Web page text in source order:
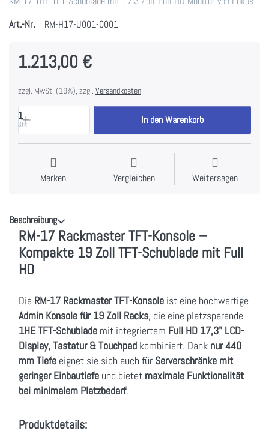
Art.-Nr.
RM-H17-U001-0001
1.213,00 €
zzgl. MwSt. (19%), zzgl. Versandkosten
1
Stk In den Warenkorb
Merken Vergleichen Weitersagen
Beschreibung
RM-17 Rackmaster TFT-Konsole –
Kompakte 19 Zoll TFT-Schublade mit Full
HD
Die RM-17 Rackmaster TFT-Konsole ist eine hochwertige
Admin Konsole für 19 Zoll Racks, die eine platzsparende
1HE TFT-Schublade mit integriertem Full HD 17,3" LCD-
Display, Tastatur & Touchpad kombiniert. Dank nur 440
mm Tiefe eignet sie sich auch für Serverschränke mit
geringer Einbautiefe und bietet maximale Funktionalität
bei minimalem Platzbedarf.
Produktdetails: